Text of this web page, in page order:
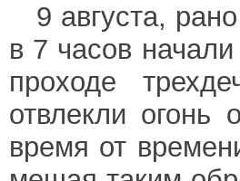
9 августа,
в 7 часов
проходе
отвлекли огонь
время от